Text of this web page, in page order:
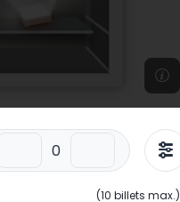
(10 billets max.)